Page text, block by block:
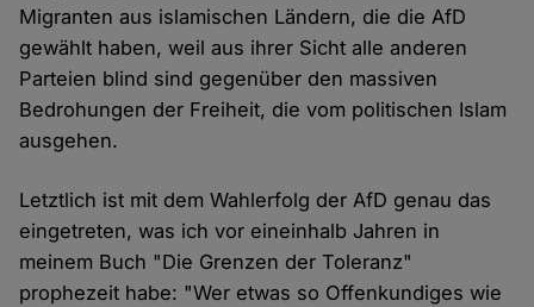
Migranten aus islamischen Ländern, die die AfD
gewählt haben, weil aus ihrer Sicht alle anderen
Parteien blind sind gegenüber den massiven
Bedrohungen der Freiheit, die vom politischen Islam
ausgehen.
Letztlich ist mit dem Wahlerfolg der AfD genau das
eingetreten, was ich vor eineinhalb Jahren in
meinem Buch "Die Grenzen der Toleranz"
prophezeit habe: "Wer etwas so Offenkundiges wie